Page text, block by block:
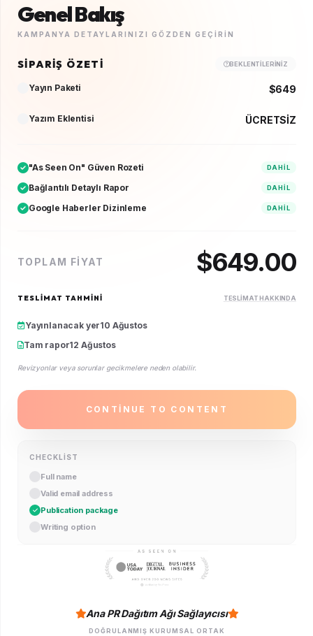
Genel Bakış
KAMPANYA DETAYLARINIZI GÖZDEN GEÇIRIN
SIPARIŞ ÖZETI BEKLENTILERINIZ
Yayın Paketi $649
Yazım Eklentisi ÜCRETSİZ
"As Seen On" Güven Rozeti DAHIL
Bağlantılı Detaylı Rapor DAHIL
Google Haberler Dizinleme DAHIL
TOPLAM FIYAT $649.00
TESLIMAT TAHMINI TESLIMAT HAKKINDA
Yayınlanacak yer10 Ağustos
Tam rapor12 Ağustos
Revizyonlar veya sorunlar gecikmelere neden olabilir.
CONTINUE TO CONTENT
CHECKLIST
Full name
Valid email address
Publication package
Writing option
Ana PR Dağıtım Ağı Sağlayıcısı
DOĞRULANMIŞ KURUMSAL ORTAK